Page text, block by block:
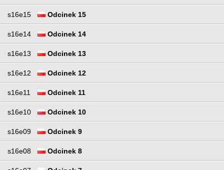
s16e15 Odcinek 15
s16e14 Odcinek 14
s16e13 Odcinek 13
s16e12 Odcinek 12
s16e11 Odcinek 11
s16e10 Odcinek 10
s16e09 Odcinek 9
s16e08 Odcinek 8